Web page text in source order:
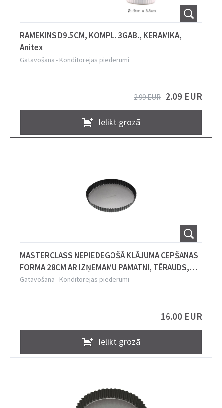
RAMEKINS D9.5CM, KOMPL. 3GAB., KERAMIKA,
Anitex
Gatavošana - Konditorejas piederumi
2.09 EUR
2.99 EUR
Ielikt grozā
MASTERCLASS NEPIEDEGOŠĀ KLĀJUMA CEPŠANAS
FORMA 28CM AR IZŅEMAMU PAMATNI, TĒRAUDS,
Masterclass
Gatavošana - Konditorejas piederumi
16.00 EUR
Ielikt grozā